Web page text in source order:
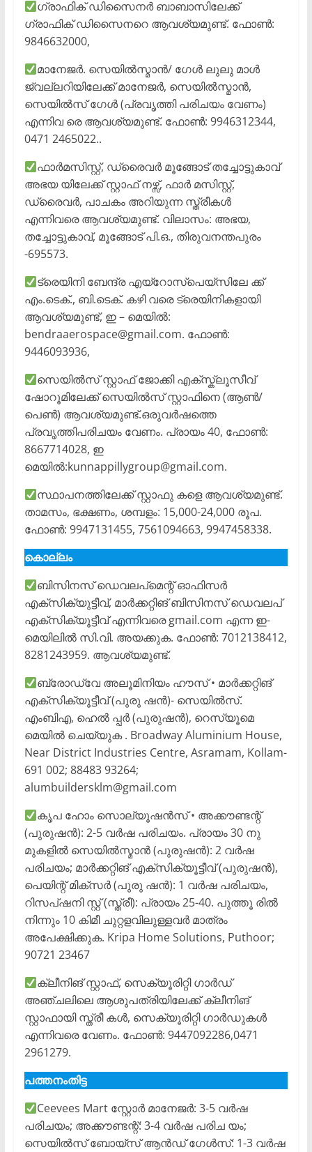
ഗ്രാഫിക് ഡിസൈനർ ബാബാസിലേക്ക്
ഗ്രാഫിക് ഡിസൈനറെ ആവശ്യമുണ്ട്. ഫോൺ:
9846632000,
മാനേജർ. സെയിൽസ്മാൻ/ ഗേൾ ലുലു മാൾ
ജ്വല്ലറിയിലേക്ക് മാനേജർ, സെയിൽസ്മാൻ,
സെയിൽസ് ഗേൾ (പ്രവൃത്തി പരിചയം വേണം)
എന്നിവ രെ ആവശ്യമുണ്ട്. ഫോൺ: 9946312344,
0471 2465022..
ഫാർമസിസ്റ്റ്, ഡ്രൈവർ മൂങ്ങോട് തച്ചോട്ടുകാവ്
അഭയ യിലേക്ക് സ്റ്റാഫ് നഴ്സ്, ഫാർ മസിസ്റ്റ്,
ഡ്രൈവർ, പാചകം അറിയുന്ന സ്ത്രീകൾ
എന്നിവരെ ആവശ്യമുണ്ട്. വിലാസം: അഭയ,
തച്ചോട്ടുകാവ്, മൂങ്ങോട് പി.ഒ., തിരുവനന്തപുരം
-695573.
ട്രെയിനി ബേന്ദ്ര എയ്റോസ്പെയ്സിലേ ക്ക്
എം.ടെക്., ബി.ടെക്. കഴി വരെ ട്രെയിനികളായി
ആവശ്യമുണ്ട്, ഇ – മെയിൽ:
bendraaerospace@gmail.com. ഫോൺ:
9446093936,
സെയിൽസ് സ്റ്റാഫ് ജോക്കി എക്സ്ക്ലൂസീവ്
ഷോറൂമിലേക്ക് സെയിൽസ് സ്റ്റാഫിനെ (ആൺ/
പെൺ) ആവശ്യമുണ്ട്.ഒരുവർഷത്തെ
പ്രവൃത്തിപരിചയം വേണം. പ്രായം 40, ഫോൺ:
8667714028, ഇ
മെയിൽ:kunnappillygroup@gmail.com.
സ്ഥാപനത്തിലേക്ക് സ്റ്റാഫു കളെ ആവശ്യമുണ്ട്.
താമസം, ഭക്ഷണം, ശമ്പളം: 15,000-24,000 രൂപ.
ഫോൺ: 9947131455, 7561094663, 9947458338.
കൊല്ലം
ബിസിനസ് ഡെവലപ്മെന്റ് ഓഫിസർ
എക്സിക്യുട്ടീവ്, മാർക്കറ്റിങ് ബിസിനസ് ഡെവലപ്
എക്സിക്യൂട്ടീവ് എന്നിവരെ gmail.com എന്ന ഇ-
മെയിലിൽ സി.വി. അയക്കുക. ഫോൺ: 7012138412,
8281243959. ആവശ്യമുണ്ട്.
ബ്രോഡ്വേ അലൂമിനിയം ഹൗസ് • മാർക്കറ്റിങ്
എക്സിക്യൂട്ടീവ് (പുരു ഷൻ)- സെയിൽസ്.
എംബിഎ, ഹെൽ പ്പർ (പുരുഷൻ), റെസ്യൂമെ
മെയിൽ ചെയ്യുക . Broadway Aluminium House,
Near District Industries Centre, Asramam, Kollam-
691 002; 88483 93264;
alumbuildersklm@gmail.com
കൃപ ഹോം സൊല്യൂഷൻസ് • അക്കൗണ്ടന്റ്
(പുരുഷൻ): 2-5 വർഷ പരിചയം. പ്രായം 30 നു
മുകളിൽ സെയിൽസ്മാൻ (പുരുഷൻ): 2 വർഷ
പരിചയം; മാർക്കറ്റിങ് എക്സിക്യൂട്ടീവ് (പുരുഷൻ),
പെയിന്റ് മിക്സർ (പുരു ഷൻ): 1 വർഷ പരിചയം,
റിസപ്ഷനി സ്റ്റ് (സ്ത്രീ): പ്രായം 25-40. പുത്തൂ രിൽ
നിന്നും 10 കിമീ ചുറ്റളവിലുള്ളവർ മാത്രം
അപേക്ഷിക്കുക. Kripa Home Solutions, Puthoor;
90721 23467
ക്ലീനിങ് സ്റ്റാഫ്, സെക്യൂരിറ്റി ഗാർഡ്
അഞ്ചലിലെ ആശുപത്രിയിലേക്ക് ക്ലീനിങ്
സ്റ്റാഫായി സ്ത്രീ കൾ, സെക്യൂരിറ്റി ഗാർഡുകൾ
എന്നിവരെ വേണം. ഫോൺ: 9447092286,0471
2961279.
പത്തനംതിട്ട
Ceevees Mart സ്റ്റോർ മാനേജർ: 3-5 വർഷ
പരിചയം; അക്കൗണ്ടന്റ്: 3-4 വർഷ പരിച യം;
സെയിൽസ് ബോയ്സ് ആൻഡ് ഗേൾസ്: 1-3 വർഷ